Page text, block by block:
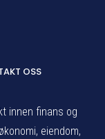
OSS
innen finans og
eiendom,